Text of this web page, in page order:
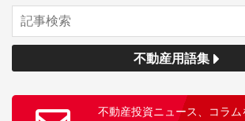
不動産用語集
不動産投資ニュース、コラム